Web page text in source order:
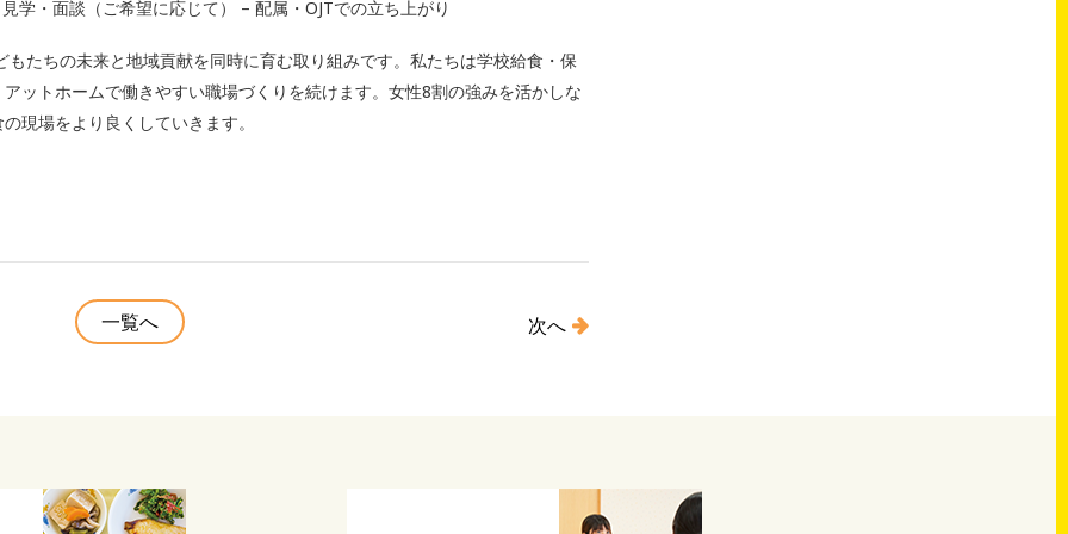
学・面談（ご希望に応じて） – 配属・OJTでの立ち上がり
たちの未来と地域貢献を同時に育む取り組みです。私たちは学校給食・保
ットホームで働きやすい職場づくりを続けます。女性8割の強みを活かしな
現場をより良くしていきます。
一覧へ 次へ